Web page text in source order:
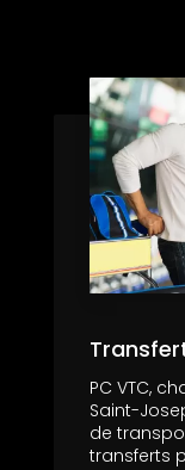
PC VTC,
Saint-
de
transferts